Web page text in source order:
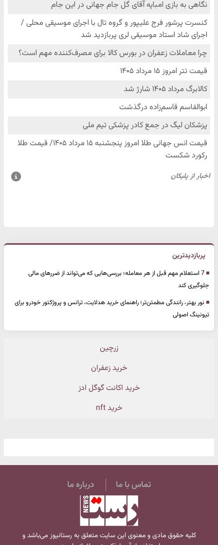
پربازدیدترین
7 استعلام مهم قبل از هر معامله؛ بررسی‌هایی که می‌تواند از ضررهای مالی
جلوگیری کند
نور بهتر، رانندگی مطمئن‌تر؛ راهنمای خرید هدلایت، ترانس و پروژکتور خودرو برای
تیونینگ اصولی
زرچین
خرید زعفران
خرید اکانت گوگل ادز
خرید nft
تماس با ما درباره ما
کلیه حقوق مادی و معنوی این سایت متعلق به رستانیوز می‌باشد و